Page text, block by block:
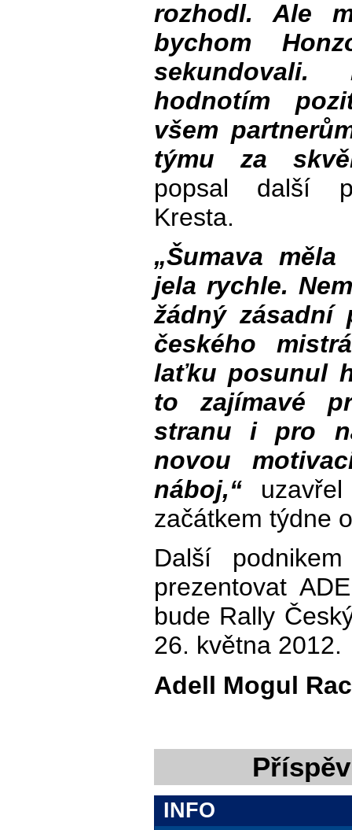
rozhodl. Ale
bychom
hodnotím
všem
týmu za
popsal další
Kresta.
„Šumava
jela rychle.
žádný zásadní
českého
laťku posunul
to zajímavé
stranu i pro
novou
náboj,“uzavřel
začátkem týdne
Další
prezentovat
bude Rally
26. května 2012.
Adell Mogul
INFO